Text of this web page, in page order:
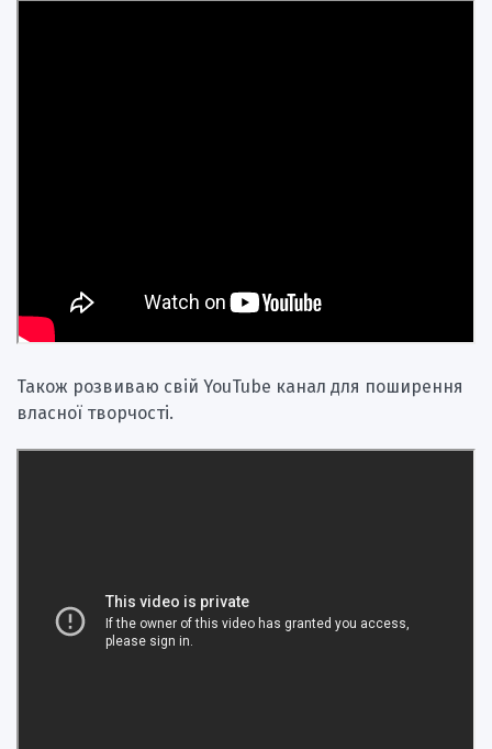
Також розвиваю свій YouTube канал для поширення
власної творчості.